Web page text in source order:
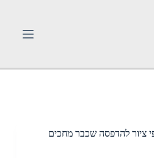
o
ציור להדפסה שכבר מחכים